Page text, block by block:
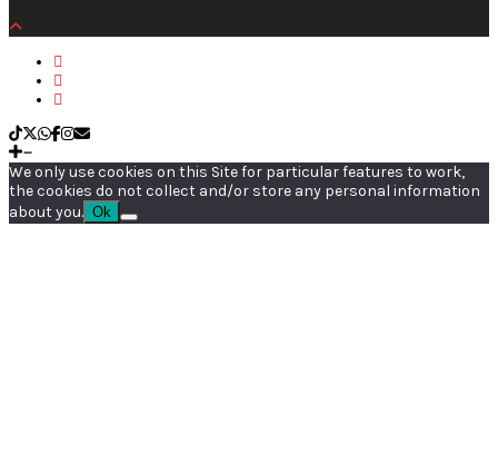
We only use cookies on this Site for particular features to work,
the cookies do not collect and/or store any personal information
about you. Ok